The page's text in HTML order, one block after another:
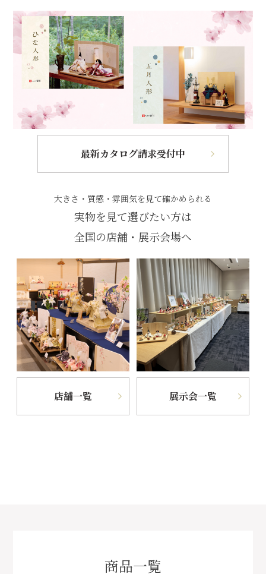
最新カタログ請求受付中
大きさ・質感・雰囲気を見て確かめられる
実物を見て選びたい方は
全国の店舗・展示会場へ
店舗一覧 展示会一覧
商品一覧